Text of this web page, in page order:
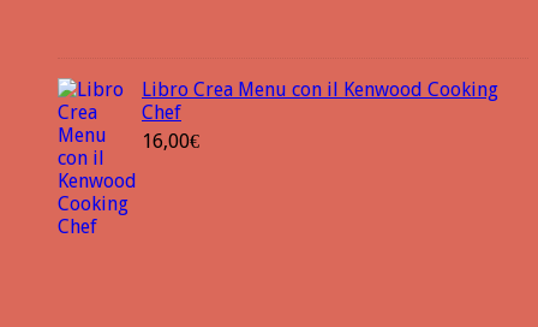
Libro Crea Menu con il Kenwood Cooking
Chef
16,00€